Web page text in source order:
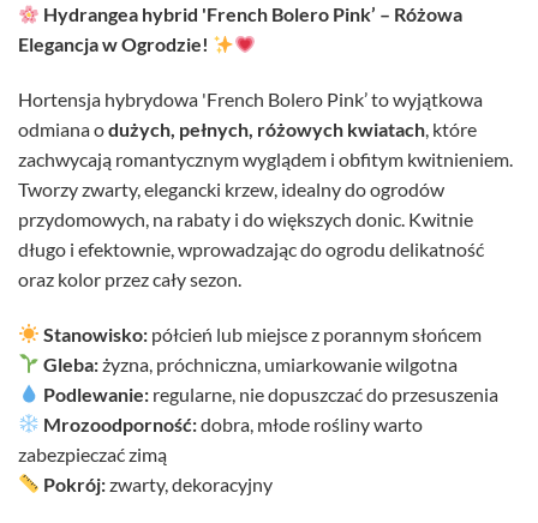
Hydrangea hybrid 'French Bolero Pink’ – Różowa
Elegancja w Ogrodzie!
Hortensja hybrydowa 'French Bolero Pink’ to wyjątkowa
odmiana odużych, pełnych, różowych kwiatach , które
zachwycają romantycznym wyglądem i obfitym kwitnieniem.
Tworzy zwarty, elegancki krzew, idealny do ogrodów
przydomowych, na rabaty i do większych donic. Kwitnie
długo i efektownie, wprowadzając do ogrodu delikatność
oraz kolor przez cały sezon.
Stanowisko: półcień lub miejsce z porannym słońcem
Gleba:żyzna, próchniczna, umiarkowanie wilgotna
Podlewanie: regularne, nie dopuszczać do przesuszenia
Mrozoodporność:dobra, młode rośliny warto
zabezpieczać zimą
Pokrój:zwarty, dekoracyjny